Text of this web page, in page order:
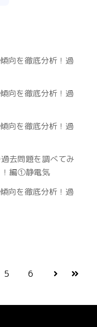
向を徹底分析！過
向を徹底分析！過
向を徹底分析！過
去問題を調べてみ
！編①静電気
向を徹底分析！過
5 6
次へ 最後